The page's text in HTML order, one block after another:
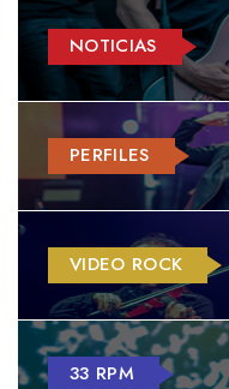
NOTICIAS
PERFILES
VIDEO ROCK
33 RPM